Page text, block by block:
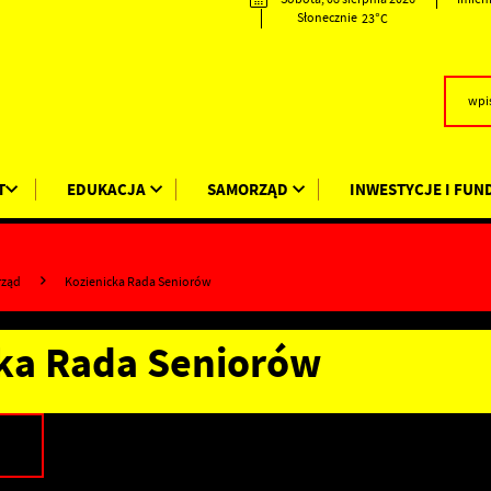
Słonecznie 23°C
EDUKACJA SAMORZĄD INWESTYCJE I
Kozienicka Rada Seniorów
Rada Seniorów